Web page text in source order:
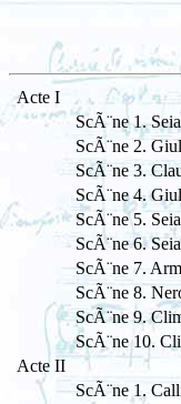
Acte I
ScÃ¨ne 1.
ScÃ¨ne 2.
ScÃ¨ne 3.
ScÃ¨ne 4.
ScÃ¨ne 5.
ScÃ¨ne 6.
ScÃ¨ne 7.
ScÃ¨ne 8.
ScÃ¨ne 9.
ScÃ¨ne 10.
Acte II
ScÃ¨ne 1.